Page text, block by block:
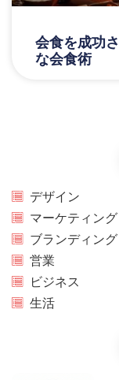
会食を成功
な会食術
デザイン
マーケティング
ブランディング
営業
ビジネス
生活